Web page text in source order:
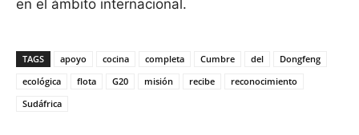
en el ámbito internacional.
TAGS apoyo cocina completa Cumbre del
Dongfeng
ecológica
flota G20 misión recibe
reconocimiento
Sudáfrica